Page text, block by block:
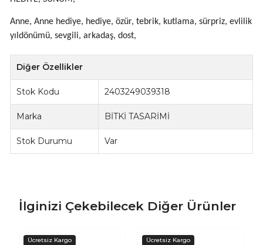
Anne, Anne hediye, hediye, özür, tebrik, kutlama, sürpriz, evlilik
yıldönümü, sevgili, arkadaş, dost,
Diğer Özellikler
Stok Kodu 2403249039318
Marka BİTKİ TASARİMİ
Stok Durumu Var
İlginizi Çekebilecek Diğer Ürünler